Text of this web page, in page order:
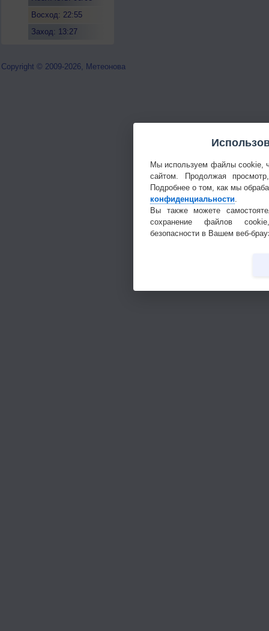
Восход: 22:55
Заход: 13:27
Copyright © 2009-2026, Метеонова
Мы используем файлы cookie,
сайтом. Продолжая
Подробнее о том, как мы
конфиденциальности.
Вы также можете
сохранение файлов
безопасности в Вашем веб-